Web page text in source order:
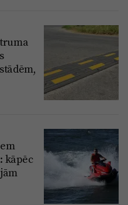
Privātuma politika
Ētikas kodekss
Pārredzamības paziņojumi
Sludinājumi
kāpēc